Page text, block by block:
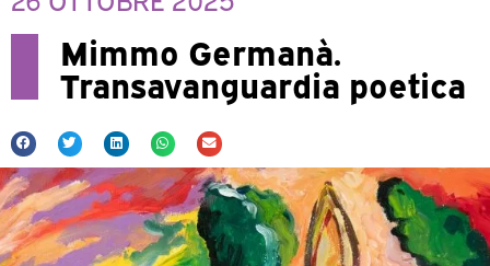
Mimmo Germanà.
Transavanguardia poetica